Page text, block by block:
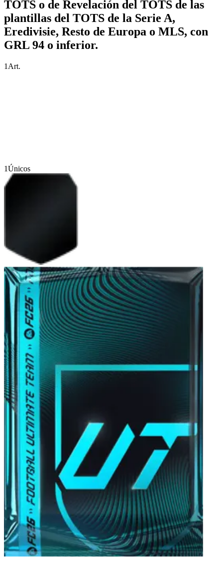
TOTS o de Revelación del TOTS de las
plantillas del TOTS de la Serie A,
Eredivisie, Resto de Europa o MLS, con
GRL 94 o inferior.
1 Art.
1Únicos